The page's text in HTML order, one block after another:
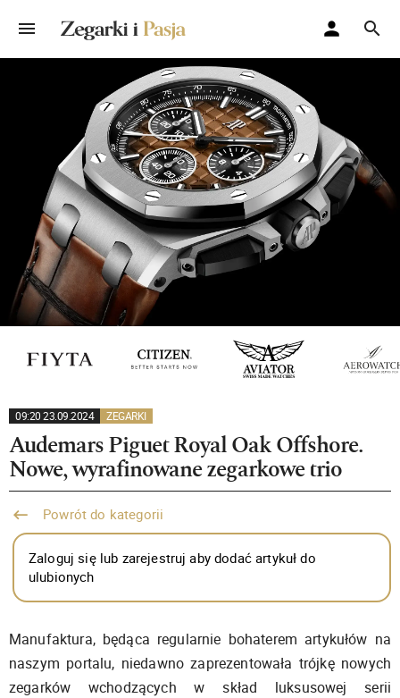
09:20 23.09.2024 ZEGARKI
Audemars Piguet Royal Oak Offshore.
Nowe, wyrafinowane zegarkowe trio
Powrót do kategorii
Zaloguj się lub zarejestruj aby dodać artykuł do
ulubionych
Manufaktura, będąca regularnie bohaterem artykułów na
naszym portalu, niedawno zaprezentowała trójkę nowych
zegarków wchodzących w skład luksusowej serii